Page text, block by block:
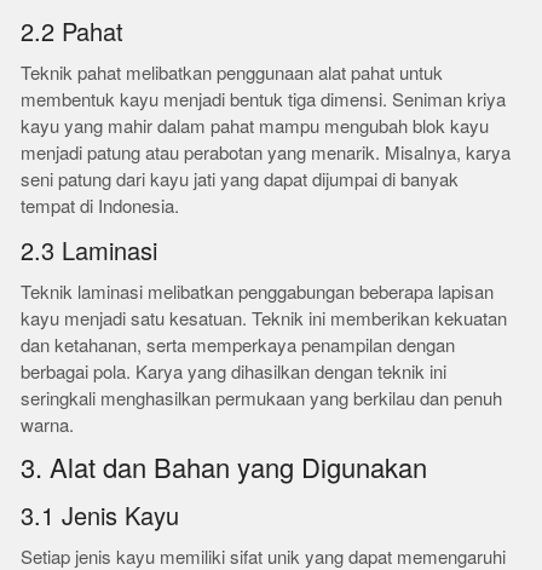
2.2 Pahat
Teknik pahat melibatkan penggunaan alat pahat untuk
membentuk kayu menjadi bentuk tiga dimensi. Seniman kriya
kayu yang mahir dalam pahat mampu mengubah blok kayu
menjadi patung atau perabotan yang menarik. Misalnya, karya
seni patung dari kayu jati yang dapat dijumpai di banyak
tempat di Indonesia.
2.3 Laminasi
Teknik laminasi melibatkan penggabungan beberapa lapisan
kayu menjadi satu kesatuan. Teknik ini memberikan kekuatan
dan ketahanan, serta memperkaya penampilan dengan
berbagai pola. Karya yang dihasilkan dengan teknik ini
seringkali menghasilkan permukaan yang berkilau dan penuh
warna.
3. Alat dan Bahan yang Digunakan
3.1 Jenis Kayu
Setiap jenis kayu memiliki sifat unik yang dapat memengaruhi